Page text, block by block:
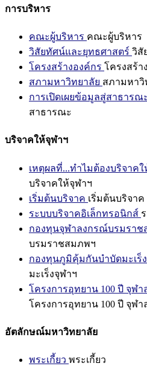
การบริหาร
คณะผู้บริหาร คณะผู้บริหาร
วิสัยทัศน์และยุทธศาสตร์ วิสั
โครงสร้างองค์กร โครงสร้า
สภามหาวิทยาลัย สภามหาวิ
การเปิดเผยข้อมูลสู่สาธารณะ
สาธารณะ
บริจาคให้จุฬาฯ
เหตุผลที่...ทำไมต้องบริจาคใ
บริจาคให้จุฬาฯ
เริ่มต้นบริจาค เริ่มต้นบริจาค
ระบบบริจาคอิเล็กทรอนิกส์
กองทุนจุฬาลงกรณ์บรมราช
บรมราชสมภพฯ
กองทุนภูมิคุ้มกันบำบัดมะเร็
มะเร็งจุฬาฯ
โครงการอุทยาน 100 ปี จุฬ
โครงการอุทยาน 100 ปี จุฬ
อัตลักษณ์มหาวิทยาลัย
พระเกี้ยว พระเกี้ยว